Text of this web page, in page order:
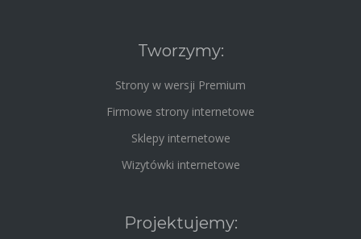
Tworzymy:
Strony w wersji Premium
Firmowe strony internetowe
Sklepy internetowe
Wizytówki internetowe
Projektujemy: